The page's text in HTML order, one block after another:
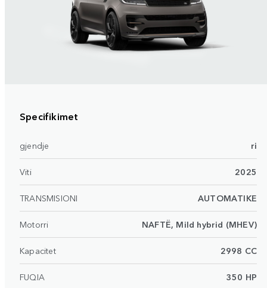
Specifikimet
gjendje ri
Viti 2025
TRANSMISIONI AUTOMATIKE
Motorri NAFTË, Mild hybrid (MHEV)
Kapacitet 2998 CC
FUQIA 350 HP